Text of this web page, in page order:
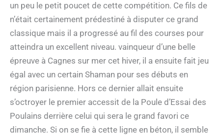
un peu le petit poucet de cette compétition. Ce fils de
n’était certainement prédestiné à disputer ce grand
classique mais il a progressé au fil des courses pour
atteindra un excellent niveau. vainqueur d’une belle
épreuve à Cagnes sur mer cet hiver, il a ensuite fait jeu
égal avec un certain Shaman pour ses débuts en
région parisienne. Hors ce dernier allait ensuite
s’octroyer le premier accessit de la Poule d’Essai des
Poulains derrière celui qui sera le grand favori ce
dimanche. Si on se fie à cette ligne en béton, il semble